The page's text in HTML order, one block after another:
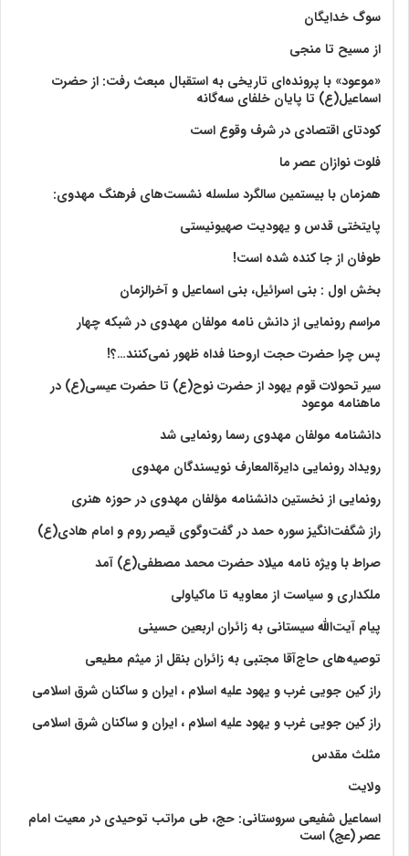
سوگ خدایگان
از مسیح تا منجی
«موعود» با پرونده‌ای تاریخی به استقبال مبعث رفت: از حضرت
اسماعیل(ع) تا پایان خلفای سه‌گانه
کودتای اقتصادی در شرف وقوع است
فلوت نوازان عصر ما
همزمان با بیستمین سالگرد سلسله نشست‌های فرهنگ مهدوی:‌
پایتختی قدس و یهودیت صهیونیستی
طوفان از جا کنده شده است!
بخش اول : بنی اسرائیل، بنی اسماعیل و آخرالزمان
مراسم رونمایی از دانش نامه مولفان مهدوی در شبکه چهار
پس چرا حضرت حجت اروحنا فداه ظهور نمی‌کنند…؟!
سیر تحولات قوم یهود از حضرت نوح(ع) تا حضرت عیسی(ع) در
ماهنامه موعود
دانشنامه مولفان مهدوی رسما رونمایی شد
رویداد رونمایی دایرةالمعارف نویسندگان مهدوی
رونمایی از نخستین دانشنامه مؤلفان مهدوی در حوزه هنری
راز شگفت‌انگیز سوره حمد در گفت‌وگوی قیصر روم و امام هادی(ع)
صراط با ویژه نامه میلاد حضرت محمد مصطفی(ع) آمد
ملکداری و سیاست از معاویه تا ماکیاولی
پیام آیت‌الله سیستانی به زائران اربعین حسینی
توصیه‌های حاج‌آقا مجتبی به زائران بنقل از میثم مطیعی
راز کین جویی غرب و یهود علیه اسلام ، ایران و ساکنان شرق اسلامی
راز کین جویی غرب و یهود علیه اسلام ، ایران و ساکنان شرق اسلامی
مثلث مقدس
ولايت‏
اسماعیل شفیعی سروستانی: حج، طی مراتب توحیدی در معیت امام
عصر (عج) است